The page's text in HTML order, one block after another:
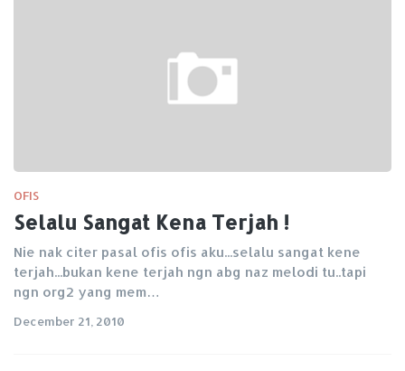
OFIS
Selalu Sangat Kena Terjah !
Nie nak citer pasal ofis ofis aku...selalu sangat kene
terjah...bukan kene terjah ngn abg naz melodi tu..tapi
ngn org2 yang mem…
December 21, 2010